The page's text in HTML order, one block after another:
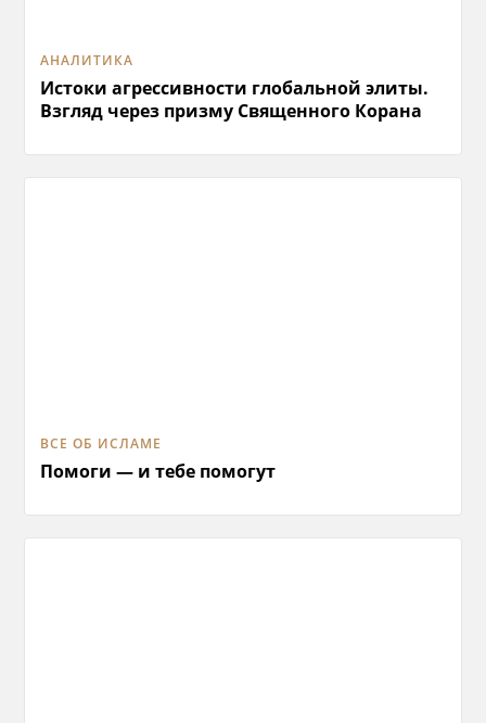
АНАЛИТИКА
Истоки агрессивности глобальной элиты.
Взгляд через призму Священного Корана
ВСЕ ОБ ИСЛАМЕ
Помоги — и тебе помогут